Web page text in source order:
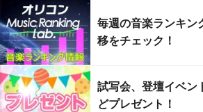
毎週の音楽ランキン
移をチェック！
試写会、登壇イベン
どプレゼント！